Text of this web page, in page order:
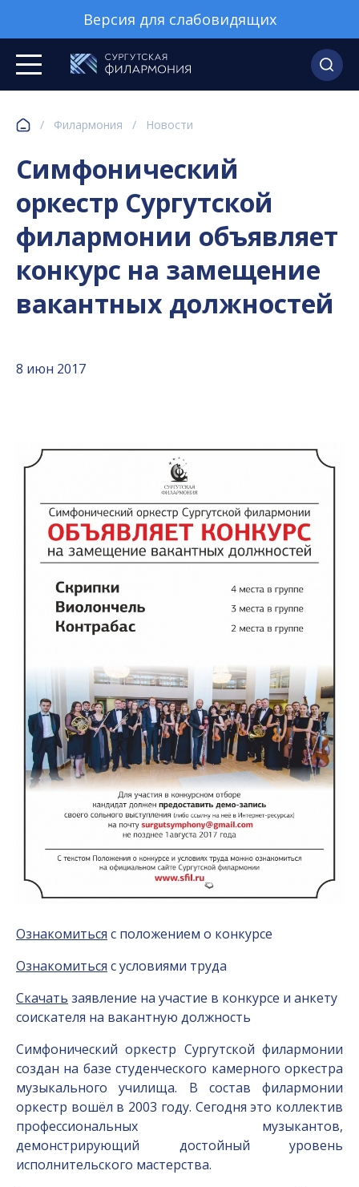
Версия для слабовидящих
/ Филармония / Новости
Симфонический
оркестр Сургутской
филармонии объявляет
конкурс на замещение
вакантных должностей
8 июн 2017
Ознакомиться с положением о конкурсе
Ознакомиться с условиями труда
Скачать заявление на участие в конкурсе и анкету
соискателя на вакантную должность
Симфонический оркестр Сургутской филармонии
создан на базе студенческого камерного оркестра
музыкального училища. В состав филармонии
оркестр вошёл в 2003 году. Сегодня это коллектив
профессиональных музыкантов,
демонстрирующий достойный уровень
исполнительского мастерства.